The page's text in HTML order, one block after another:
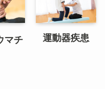
マチ 運動器疾患